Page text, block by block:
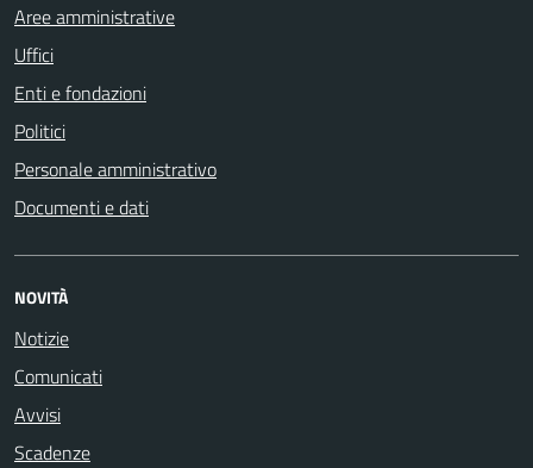
Aree amministrative
Uffici
Enti e fondazioni
Politici
Personale amministrativo
Documenti e dati
NOVITÀ
Notizie
Comunicati
Avvisi
Scadenze